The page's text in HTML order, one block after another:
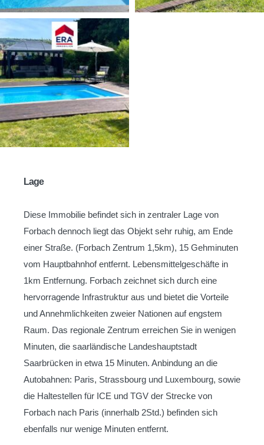
Lage
Diese Immobilie befindet sich in zentraler Lage von
Forbach dennoch liegt das Objekt sehr ruhig, am Ende
einer Straße. (Forbach Zentrum 1,5km), 15 Gehminuten
vom Hauptbahnhof entfernt. Lebensmittelgeschäfte in
1km Entfernung. Forbach zeichnet sich durch eine
hervorragende Infrastruktur aus und bietet die Vorteile
und Annehmlichkeiten zweier Nationen auf engstem
Raum. Das regionale Zentrum erreichen Sie in wenigen
Minuten, die saarländische Landeshauptstadt
Saarbrücken in etwa 15 Minuten. Anbindung an die
Autobahnen: Paris, Strassbourg und Luxembourg, sowie
die Haltestellen für ICE und TGV der Strecke von
Forbach nach Paris (innerhalb 2Std.) befinden sich
ebenfalls nur wenige Minuten entfernt.